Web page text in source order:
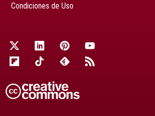
Condiciones de Uso